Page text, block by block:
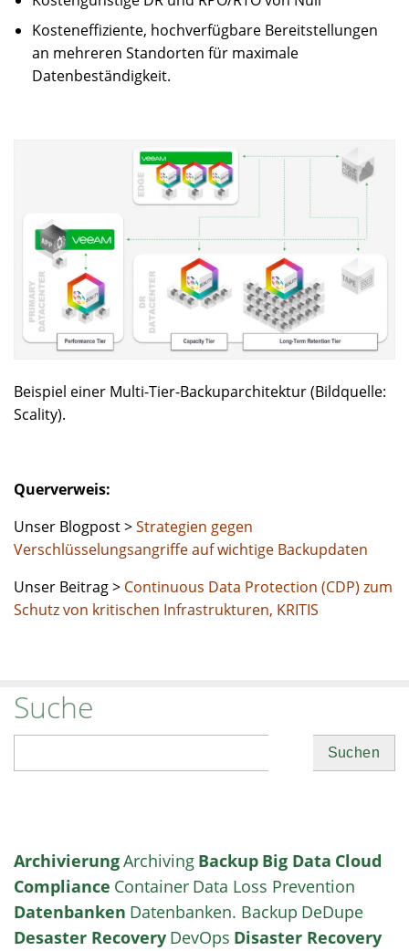
Kosteneffiziente, hochverfügbare Bereitstellungen
an mehreren Standorten für maximale
Datenbeständigkeit.
Beispiel einer Multi-Tier-Backuparchitektur (Bildquelle:
Scality).
Querverweis:
Unser Blogpost >Strategien gegen
Verschlüsselungsangriffe auf wichtige Backupdaten
Unser Beitrag > Continuous Data Protection (CDP) zum
Schutz von kritischen Infrastrukturen, KRITIS
Suche
ArchivierungArchiving Backup Big Data Cloud
Compliance Container Data Loss Prevention
Datenbanken Datenbanken. Backup DeDupe
Desaster Recovery DevOps Disaster Recovery